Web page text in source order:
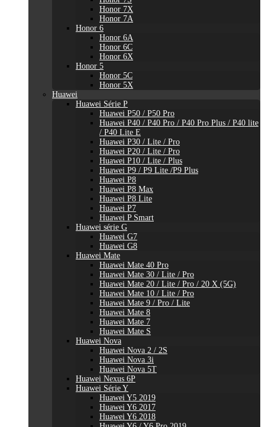
Honor 7X
Honor 7A
Honor 6
Honor 6A
Honor 6C
Honor 6X
Honor 5
Honor 5C
Honor 5X
Huawei
Huawei Série P
Huawei P50 / P50 Pro
Huawei P40 / P40 Pro / P40 Pro Plus / P40 lite
/ P40 Lite E
Huawei P30 / Lite / Pro
Huawei P20 / Lite / Pro
Huawei P10 / Lite / Plus
Huawei P9 / P9 Lite /P9 Plus
Huawei P8
Huawei P8 Max
Huawei P8 Lite
Huawei P7
Huawei P Smart
Huawei série G
Huawei G7
Huawei G8
Huawei Mate
Huawei Mate 40 Pro
Huawei Mate 30 / Lite / Pro
Huawei Mate 20 / Lite / Pro / 20 X (5G)
Huawei Mate 10 / Lite / Pro
Huawei Mate 9 / Pro / Lite
Huawei Mate 8
Huawei Mate 7
Huawei Mate S
Huawei Nova
Huawei Nova 2 / 2S
Huawei Nova 3i
Huawei Nova 5T
Huawei Nexus 6P
Huawei Série Y
Huawei Y5 2019
Huawei Y6 2017
Huawei Y6 2018